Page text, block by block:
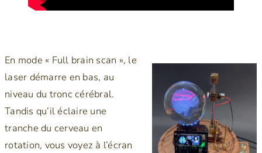
En mode « Full brain scan », le
laser démarre en bas, au
niveau du tronc cérébral.
Tandis qu’il éclaire une
tranche du cerveau en
rotation, vous voyez à l’écran